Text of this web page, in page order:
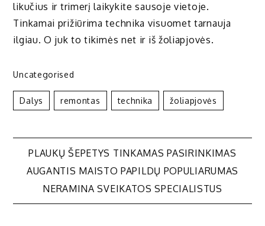
likučius ir trimerį laikykite sausoje vietoje.
Tinkamai prižiūrima technika visuomet tarnauja
ilgiau. O juk to tikimės net ir iš žoliapjovės.
Uncategorised
Dalys Remontas Technika Žoliapjovės
Navigacija
tarp
PLAUKŲ ŠEPETYS TINKAMAS PASIRINKIMAS
AUGANTIS MAISTO PAPILDŲ POPULIARUMAS
NERAMINA SVEIKATOS SPECIALISTUS